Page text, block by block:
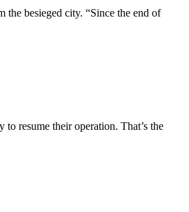
besieged city. “Since the end of
resume their operation. That’s the